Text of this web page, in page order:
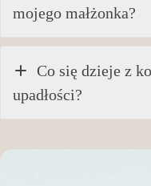
mojego małżonka?
Co się dzieje z
upadłości?